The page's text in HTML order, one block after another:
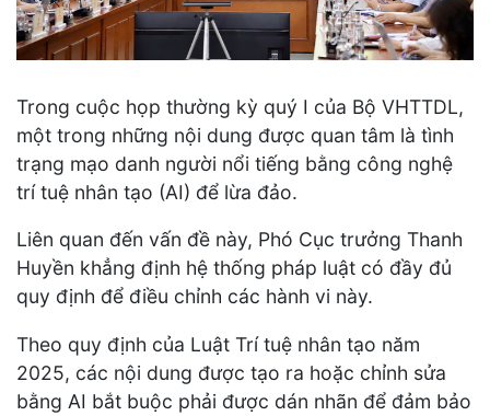
Trong cuộc họp thường kỳ quý I của Bộ VHTTDL,
một trong những nội dung được quan tâm là tình
trạng mạo danh người nổi tiếng bằng công nghệ
trí tuệ nhân tạo (AI) để lừa đảo.
Liên quan đến vấn đề này, Phó Cục trưởng Thanh
Huyền khẳng định hệ thống pháp luật có đầy đủ
quy định để điều chỉnh các hành vi này.
Theo quy định của Luật Trí tuệ nhân tạo năm
2025, các nội dung được tạo ra hoặc chỉnh sửa
bằng AI bắt buộc phải được dán nhãn để đảm bảo